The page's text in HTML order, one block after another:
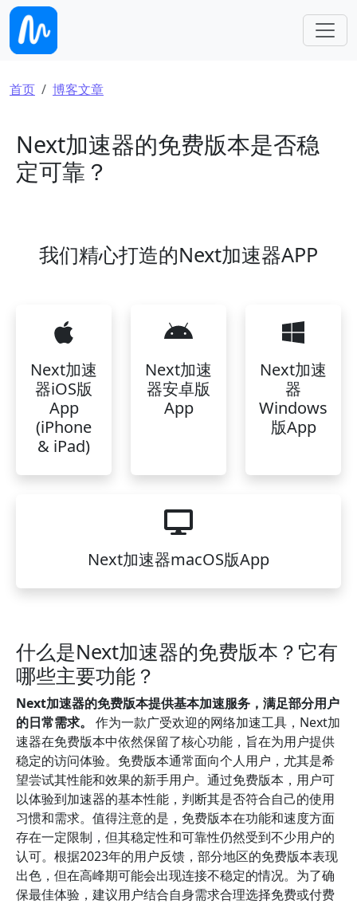
跳转到主要内容
面包屑
首页 博客文章
Next加速器的免费版本是否稳
定可靠？
我们精心打造的Next加速器APP
Next加速
器iOS版
App
(iPhone
& iPad)
Next加速
器安卓版
App
Next加速
器
Windows
版App
Next加速器macOS版App
什么是Next加速器的免费版本？它有
哪些主要功能？
Next加速器的免费版本提供基本加速服务，满足部分用户
的日常需求。
作为一款广受欢迎的网络加速工具，Next加
速器在免费版本中依然保留了核心功能，旨在为用户提供
稳定的访问体验。免费版本通常面向个人用户，尤其是希
望尝试其性能和效果的新手用户。通过免费版本，用户可
以体验到加速器的基本性能，判断其是否符合自己的使用
习惯和需求。值得注意的是，免费版本在功能和速度方面
存在一定限制，但其稳定性和可靠性仍然受到不少用户的
认可。根据2023年的用户反馈，部分地区的免费版本表现
出色，但在高峰期可能会出现连接不稳定的情况。为了确
保最佳体验，建议用户结合自身需求合理选择免费或付费